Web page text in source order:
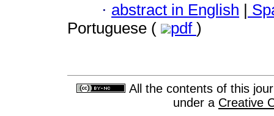
· abstract in English |
Portuguese (
pdf )
All the contents of this
under a Creative